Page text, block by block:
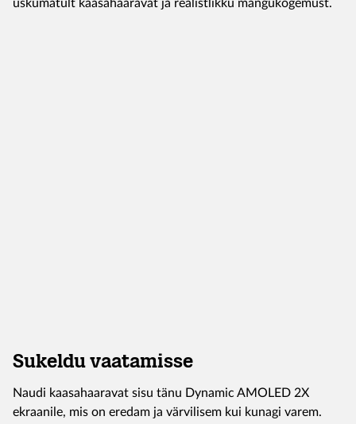
uskumatult kaasahaaravat ja realistlikku mängukogemust.
Sukeldu vaatamisse
Naudi kaasahaaravat sisu tänu Dynamic AMOLED 2X
ekraanile, mis on eredam ja värvilisem kui kunagi varem.